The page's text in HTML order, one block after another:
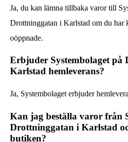
Ja, du kan lämna tillbaka varor till
Drottninggatan i Karlstad om du har
oöppnade.
Erbjuder Systembolaget på
Karlstad hemleverans?
Ja, Systembolaget erbjuder
Kan jag beställa varor från
Drottninggatan i Karlstad
butiken?